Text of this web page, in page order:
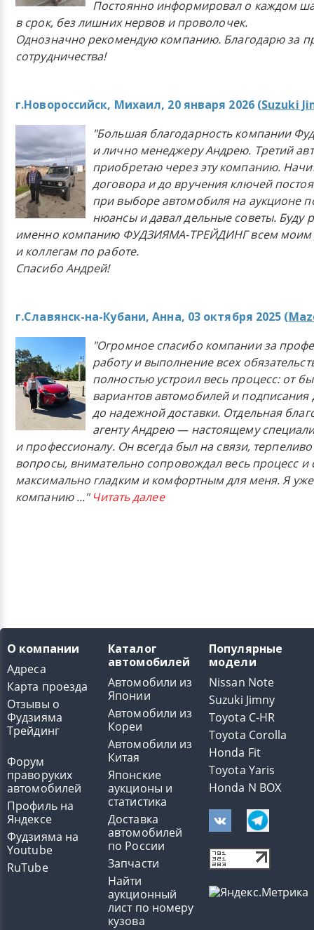
Постоянно информировал о каждом
в срок, без лишних нервов и проволочек.
Однозначно рекомендую компанию. Благодарю за
сотрудничества!
г.Новороссийск, Михаил, 20 января 2026 (Suzuki
"Большая благодарность компании
и лично менеджеру Андрею. Третий
приобретаю через эту компанию.
договора и до вручения ключей
при выборе автомобиля на аукционе
нюансы и давал дельные советы. Буду
именно компанию ФУДЗИЯМА-ТРЕЙДИНГ всем моим
и коллегам по работе.
Спасибо Андрей!
г.Славянск-на-Кубани, Анна, 03 октября 2025 (
"Огромное спасибо компании за
работу и выполнение всех
полностью устроил весь процесс: от
вариантов автомобилей и подписания
до надежной доставки. Отдельная
агенту Андрею — настоящему
и профессионалу. Он всегда был на связи,
вопросы, внимательно сопровождал весь процесс и
максимально гладким и комфортным для меня. Я
компанию..." Читать далее
О компании
Адреса
Карта проезда
Отзывы о
Фудзияма
Трейдинг
Форум
праворуких
автомобилей
Профиль на
Яндексе
Фудзияма на
Youtube
RuTube
Каталог
автомобилей
Автомобили из
Японии
Автомобили из
Кореи
Автомобили из
Китая
Японские
аукционы и
статистика
Доставка
автомобилей
по России
Запчасти
Найти
аукционный
лист по номеру
кузова
Популярные
модели
Nissan Note
Suzuki Jimny
Toyota C-HR
Toyota Corolla
Honda Fit
Toyota Yaris
Honda N BOX